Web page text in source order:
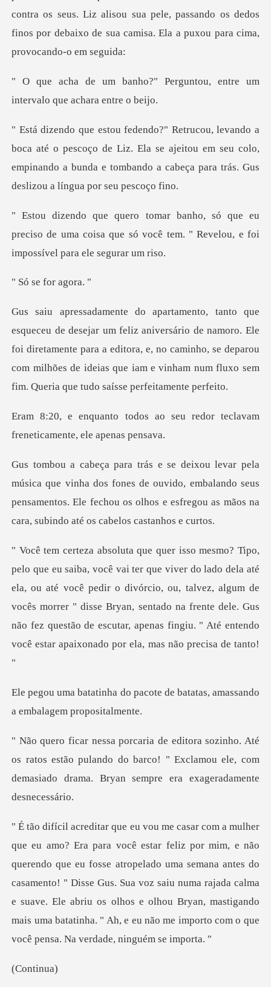
contra os seus. Liz alisou sua pele,
Perguntou, entre um
interval
escoço de Liz. Ela se ajeitou em seu colo,
empinando a bunda e tomba
eu
preciso de uma coisa que só você tem. " Reve
e for a
o de namoro. Ele
foi diretamente para a editora, e, no caminho, se deparou
com milhões de
ao seu redor teclavam
freneti
dos fones de ouvido, embalando seus
pensamentos. Ele fechou os olhos
ela, ou até você pedir o divórcio, ou, talvez, algum de
vocês morrer " disse Bryan, sentado na frente dele. Gus
n
pacote de batatas, amassando
os ratos estão pulando do barco! " Exclamou ele, com
demas
eu fosse atropelado uma semana antes do
casamento! " Disse Gus. Sua voz saiu numa rajada calma
e suave. Ele abriu os olhos e
nti